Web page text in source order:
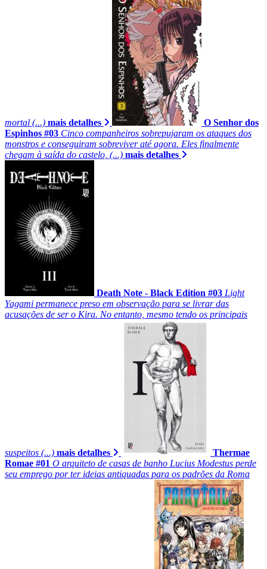
mortal (...) mais detalhes
O Senhor dos
Espinhos #03 Cinco companheiros sobrepujaram os ataques dos
monstros e conseguiram sobreviver até agora. Eles finalmente
chegam à saída do castelo, (...) mais detalhes
Death Note - Black Edition #03 Light
Yagami permanece preso em observação para se livrar das
acusações de ser o Kira. No entanto, mesmo tendo os principais
suspeitos (...) mais detalhes
Thermae
Romae #01 O arquiteto de casas de banho Lucius Modestus perde
seu emprego por ter ideias antiquadas para os padrões da Roma